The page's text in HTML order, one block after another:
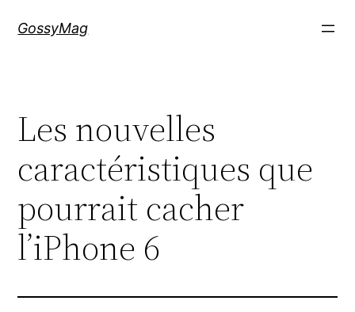
GossyMag
Les nouvelles
caractéristiques que
pourrait cacher
l’iPhone 6